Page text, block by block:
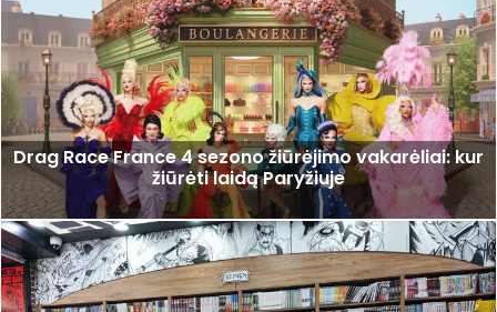
Drag Race France 4 sezono žiūrėjimo vakarėliai: kur
žiūrėti laidą Paryžiuje